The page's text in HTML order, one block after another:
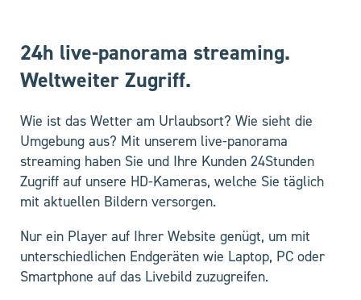
24h live-panorama streaming.
Weltweiter Zugriff.
Wie ist das Wetter am Urlaubsort? Wie sieht die
Umgebung aus? Mit unserem live-panorama
streaming haben Sie und Ihre Kunden 24Stunden
Zugriff auf unsere HD-Kameras, welche Sie täglich
mit aktuellen Bildern versorgen.
Nur ein Player auf Ihrer Website genügt, um mit
unterschiedlichen Endgeräten wie Laptop, PC oder
Smartphone auf das Livebild zuzugreifen.